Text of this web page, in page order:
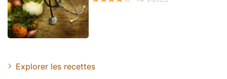
Explorer les recettes